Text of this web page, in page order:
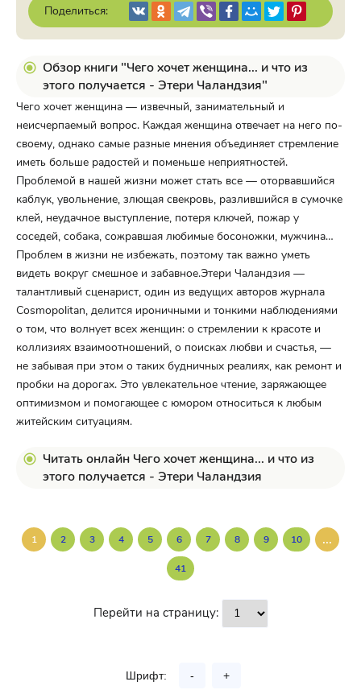
Поделиться:
Обзор книги "Чего хочет женщина... и что из
этого получается - Этери Чаландзия"
Чего хочет женщина — извечный, занимательный и
неисчерпаемый вопрос. Каждая женщина отвечает на него по-
своему, однако самые разные мнения объединяет стремление
иметь больше радостей и поменьше неприятностей.
Проблемой в нашей жизни может стать все — оторвавшийся
каблук, увольнение, злющая свекровь, разлившийся в сумочке
клей, неудачное выступление, потеря ключей, пожар у
соседей, собака, сожравшая любимые босоножки, мужчина…
Проблем в жизни не избежать, поэтому так важно уметь
видеть вокруг смешное и забавное.Этери Чаландзия —
талантливый сценарист, один из ведущих авторов журнала
Cosmopolitan, делится ироничными и тонкими наблюдениями
о том, что волнует всех женщин: о стремлении к красоте и
коллизиях взаимоотношений, о поисках любви и счастья, —
не забывая при этом о таких будничных реалиях, как ремонт и
пробки на дорогах. Это увлекательное чтение, заряжающее
оптимизмом и помогающее с юмором относиться к любым
житейским ситуациям.
Читать онлайн Чего хочет женщина... и что из
этого получается - Этери Чаландзия
1 2 3 4 5 6 7 8 9 10 ...
41
Перейти на страницу:
Шрифт: - +